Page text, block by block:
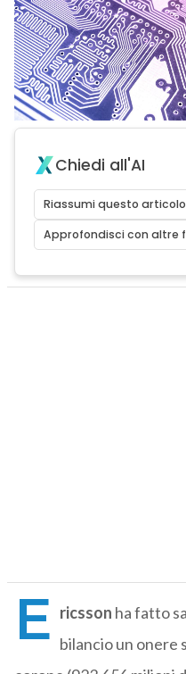
Chiedi all'AI
Riassumi questo articolo
Approfondisci con altre
E ricsson ha fatto
bilancio un onere